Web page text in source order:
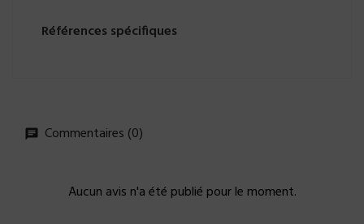
Références spécifiques
Commentaires (0)
Aucun avis n'a été publié pour le moment.